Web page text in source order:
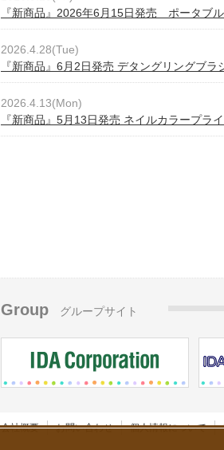
『新商品』2026年6月15日発売 ポータブ
2026.4.28(Tue)
『新商品』6月2日発売 デタングリングブ
2026.4.13(Mon)
『新商品』5月13日発売 ネイルカラープラ
Group グループサイト
会社概要 お問い合わせ 個人情報について